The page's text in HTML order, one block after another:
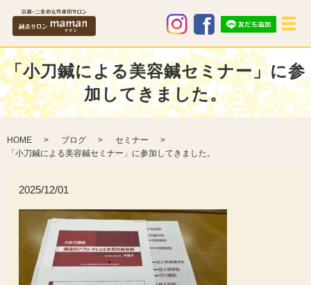
メ
「小刀鍼による美容鍼セミナー」に参
加してきました。
HOME ブログ
セミナー
「小刀鍼による美容鍼セミナー」に参加してきました。
2025/12/01